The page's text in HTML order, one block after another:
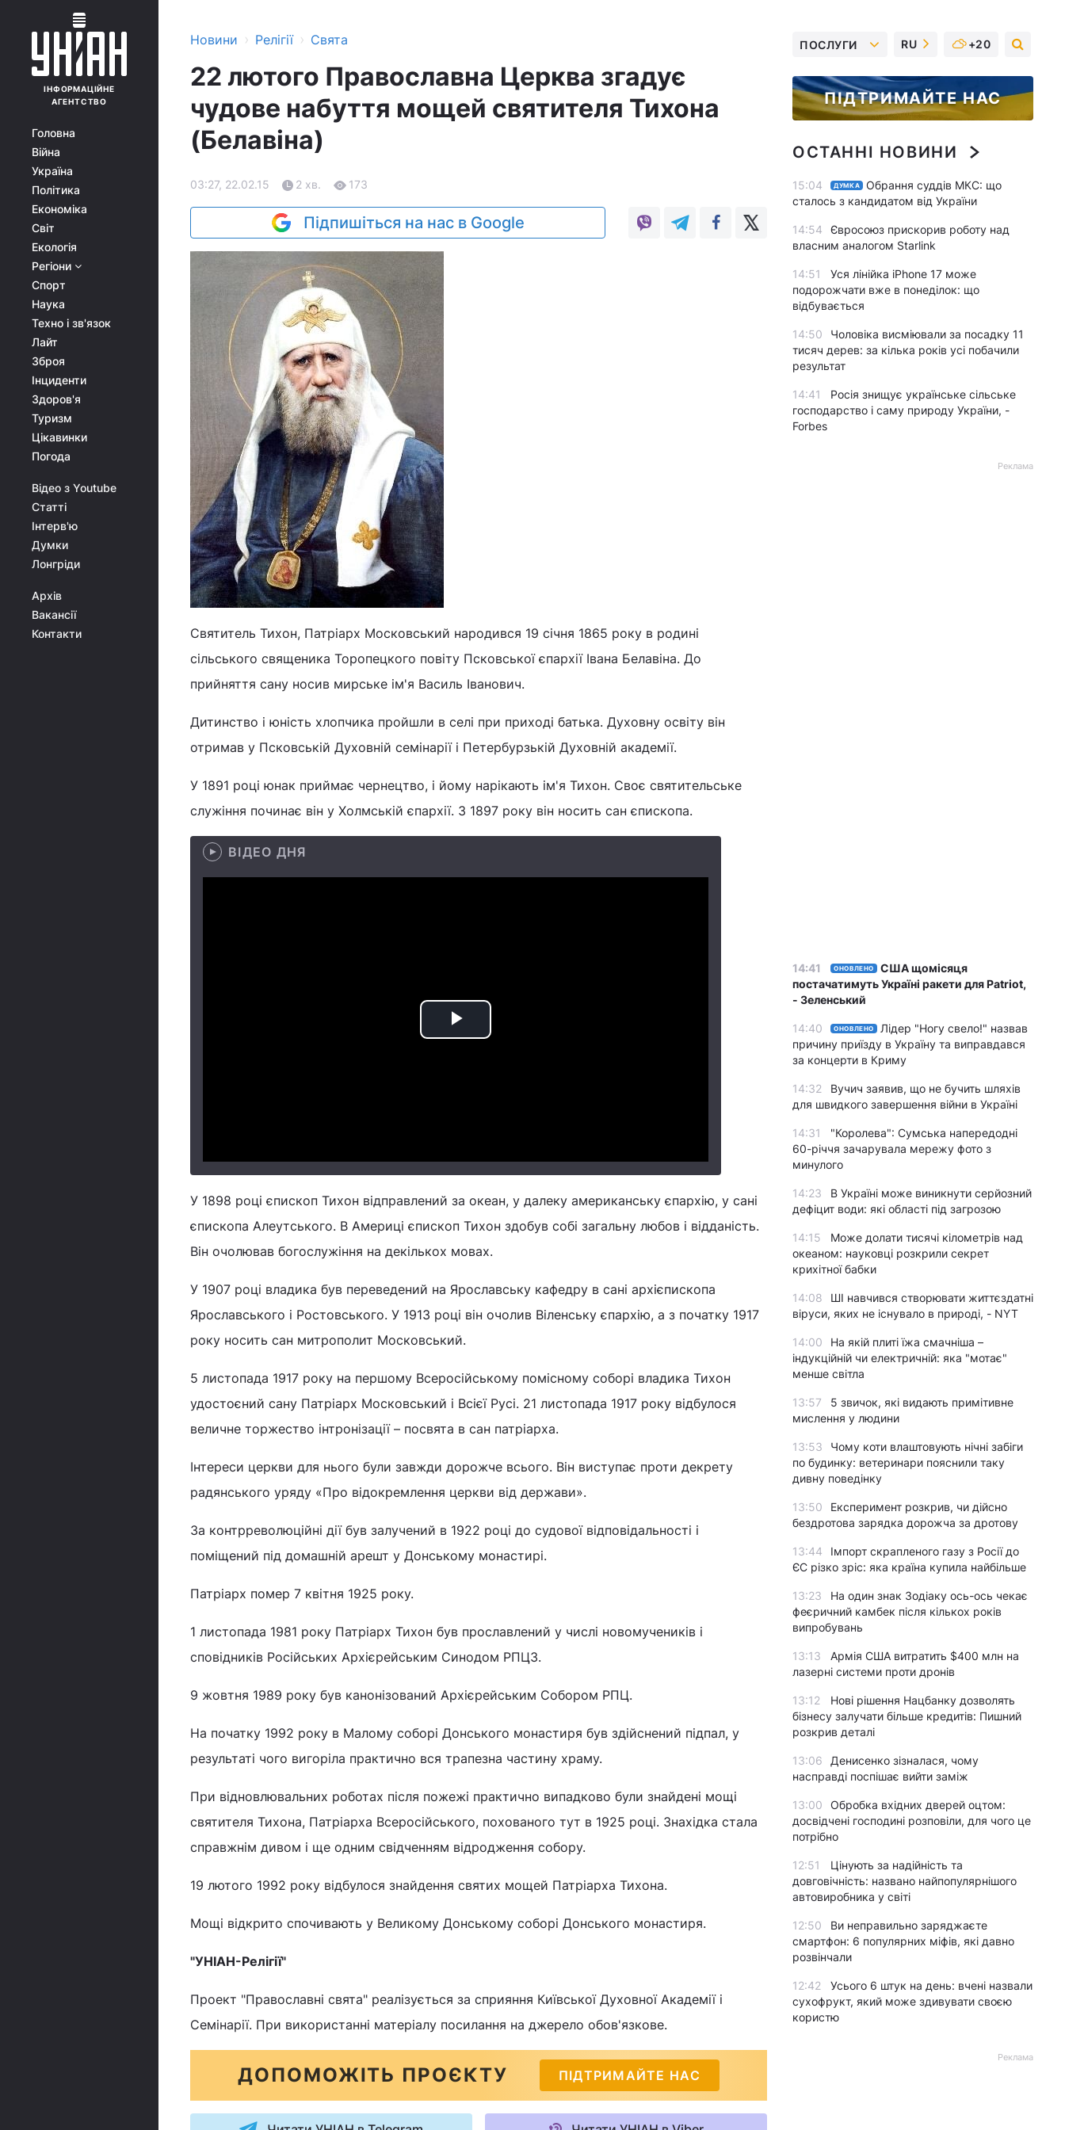
ІНФОРМАЦІЙНЕ
АГЕНТСТВО
Головна
Війна
Україна
Політика
Економіка
Світ
Екологія
Регіони
Спорт
Наука
Техно і зв'язок
Лайт
Зброя
Інциденти
Здоров'я
Туризм
Цікавинки
Погода
Відео з Youtube
Статті
Інтерв'ю
Думки
Лонгріди
Архів
Вакансії
Контакти
Новини › Релігії › Свята
22 лютого Православна Церква згадує
чудове набуття мощей святителя Тихона
(Белавіна)
03:27, 22.02.15 2 хв. 173
Підпишіться на нас в Google
Святитель Тихон, Патріарх Московський народився 19 січня 1865 року в родині
сільського священика Торопецкого повіту Псковської єпархії Івана Белавіна. До
прийняття сану носив мирське ім'я Василь Іванович.
Дитинство і юність хлопчика пройшли в селі при приході батька. Духовну освіту він
отримав у Псковській Духовній семінарії і Петербурзькій Духовній академії.
У 1891 році юнак приймає чернецтво, і йому нарікають ім'я Тихон. Своє святительське
служіння починає він у Холмській єпархії. З 1897 року він носить сан єпископа.
ВІДЕО ДНЯ
Play
У 1898 році єпископ Тихон відправлений за океан, у далеку американську єпархію, у сані
єпископа Алеутського. В Америці єпископ Тихон здобув собі загальну любов і відданість.
Він очолював богослужіння на декількох мовах.
У 1907 році владика був переведений на Ярославську кафедру в сані архієпископа
Ярославського і Ростовського. У 1913 році він очолив Віленську єпархію, а з початку 1917
року носить сан митрополит Московський.
5 листопада 1917 року на першому Всеросійському помісному соборі владика Тихон
удостоєний сану Патріарх Московський і Всієї Русі. 21 листопада 1917 року відбулося
величне торжество інтронізації – посвята в сан патріарха.
Інтереси церкви для нього були завжди дорожче всього. Він виступає проти декрету
радянського уряду «Про відокремлення церкви від держави».
За контрреволюційні дії був залучений в 1922 році до судової відповідальності і
поміщений під домашній арешт у Донському монастирі.
Патріарх помер 7 квітня 1925 року.
1 листопада 1981 року Патріарх Тихон був прославлений у числі новомучеників і
сповідників Російських Архієрейським Синодом РПЦЗ.
9 жовтня 1989 року був канонізований Архієрейським Собором РПЦ.
На початку 1992 року в Малому соборі Донського монастиря був здійснений підпал, у
результаті чого вигоріла практично вся трапезна частину храму.
При відновлювальних роботах після пожежі практично випадково були знайдені мощі
святителя Тихона, Патріарха Всеросійського, похованого тут в 1925 році. Знахідка стала
справжнім дивом і ще одним свідченням відродження собору.
19 лютого 1992 року відбулося знайдення святих мощей Патріарха Тихона.
Мощі відкрито спочивають у Великому Донському соборі Донського монастиря.
"УНІАН-Релігії"
Проект "Православні свята" реалізується за сприяння Київської Духовної Академії і
Семінарії. При використанні матеріалу посилання на джерело обов'язкове.
ДОПОМОЖІТЬ ПРОЄКТУ ПІДТРИМАЙТЕ НАС
ПОСЛУГИ RU +20
ПІДТРИМАЙТЕ НАС
ОСТАННІ НОВИНИ
15:04 ДУМКА
Обрання суддів МКС: що
сталось з кандидатом від України
14:54
Євросоюз прискорив роботу над
власним аналогом Starlink
14:51
Уся лінійка iPhone 17 може
подорожчати вже в понеділок: що
відбувається
14:50
Чоловіка висміювали за посадку 11
тисяч дерев: за кілька років усі побачили
результат
14:41
Росія знищує українське сільське
господарство і саму природу України, -
Forbes
Реклама
14:41 ОНОВЛЕНО
США щомісяця
постачатимуть Україні ракети для Patriot,
- Зеленський
14:40 ОНОВЛЕНО
Лідер "Ногу свело!" назвав
причину приїзду в Україну та виправдався
за концерти в Криму
14:32
Вучич заявив, що не бучить шляхів
для швидкого завершення війни в Україні
14:31
"Королева": Сумська напередодні
60-річчя зачарувала мережу фото з
минулого
14:23
В Україні може виникнути серйозний
дефіцит води: які області під загрозою
14:15
Може долати тисячі кілометрів над
океаном: науковці розкрили секрет
крихітної бабки
14:08
ШІ навчився створювати життєздатні
віруси, яких не існувало в природі, - NYT
14:00
На якій плиті їжа смачніша –
індукційній чи електричній: яка "мотає"
менше світла
13:57
5 звичок, які видають примітивне
мислення у людини
13:53
Чому коти влаштовують нічні забіги
по будинку: ветеринари пояснили таку
дивну поведінку
13:50
Експеримент розкрив, чи дійсно
бездротова зарядка дорожча за дротову
13:44
Імпорт скрапленого газу з Росії до
ЄС різко зріс: яка країна купила найбільше
13:23
На один знак Зодіаку ось-ось чекає
феєричний камбек після кількох років
випробувань
13:13
Армія США витратить $400 млн на
лазерні системи проти дронів
13:12
Нові рішення Нацбанку дозволять
бізнесу залучати більше кредитів: Пишний
розкрив деталі
13:06
Денисенко зізналася, чому
насправді поспішає вийти заміж
13:00
Обробка вхідних дверей оцтом:
досвідчені господині розповіли, для чого це
потрібно
12:51
Цінують за надійність та
довговічність: названо найпопулярнішого
автовиробника у світі
12:50
Ви неправильно заряджаєте
смартфон: 6 популярних міфів, які давно
розвінчали
12:42
Усього 6 штук на день: вчені назвали
сухофрукт, який може здивувати своєю
користю
Реклама